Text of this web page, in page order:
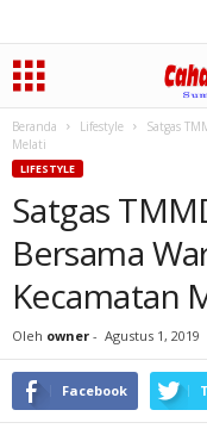
Beranda Lifestyle
Satgas
Melati
LIFESTYLE
Satgas
Bersama
Kecamatan
Oleh owner - Agustus 1, 2019
Facebook